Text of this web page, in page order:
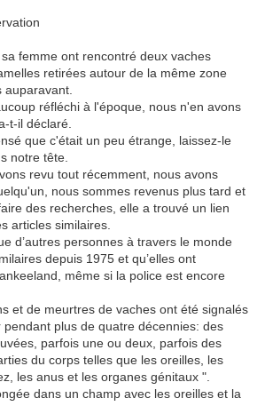
femme ont rencontré deux vaches
retirées autour de la même zone
auparavant.
réfléchi à l'époque, nous n'en avons
t-il déclaré.
que c'était un peu étrange, laissez-le
notre tête.
revu tout récemment, nous avons
nous sommes revenus plus tard et
des recherches, elle a trouvé un lien
articles similaires.
d’autres personnes à travers le monde
depuis 1975 et qu’elles ont
même si la police est encore
et de meurtres de vaches ont été signalés
plus de quatre décennies: des
parfois une ou deux, parfois des
du corps telles que les oreilles, les
les anus et les organes génitaux ".
dans un champ avec les oreilles et la